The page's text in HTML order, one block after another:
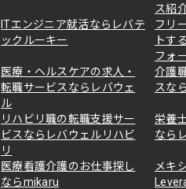
ス紹
ITエンジニア就活ならレバテ
ックルーキー
フリ
トす
フォ
医療・ヘルスケアの求人・
転職サービスならレバウェ
ル
介護
スな
リハビリ職の転職支援サー
ビスならレバウェルリハビ
リ
栄養
なら
医療看護介護のお仕事探し
ならmikaru
メキ